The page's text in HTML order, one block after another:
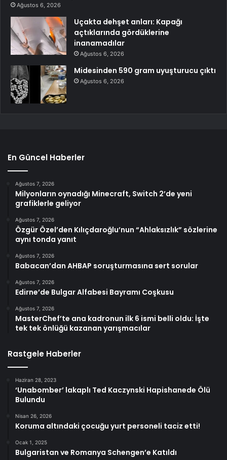
Ağustos 6, 2026
Uçakta dehşet anları: Kapağı
açtıklarında gördüklerine
inanamadılar
Ağustos 6, 2026
Midesinden 590 gram uyuşturucu çıktı
Ağustos 6, 2026
En Güncel Haberler
Ağustos 7, 2026
Milyonların oynadığı Minecraft, Switch 2’de yeni
grafiklerle geliyor
Ağustos 7, 2026
Özgür Özel’den Kılıçdaroğlu’nun “Ahlaksızlık” sözlerine
aynı tonda yanıt
Ağustos 7, 2026
Babacan’dan AHBAP soruşturmasına sert sorular
Ağustos 7, 2026
Edirne’de Bulgar Alfabesi Bayramı Coşkusu
Ağustos 7, 2026
MasterChef’te ana kadronun ilk 6 ismi belli oldu: İşte
tek tek önlüğü kazanan yarışmacılar
Rastgele Haberler
Haziran 28, 2023
‘Unabomber’ lakaplı Ted Kaczynski Hapishanede Ölü
Bulundu
Nisan 26, 2026
Koruma altındaki çocuğu yurt personeli taciz etti!
Ocak 1, 2025
Bulgaristan ve Romanya Schengen’e Katıldı